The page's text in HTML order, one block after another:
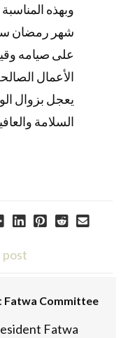
وبهذه
شهر رمضان
على صيامه
الأعمال
يعجل بزوال
السلامة
post
Fatwa Committee
Fatwa